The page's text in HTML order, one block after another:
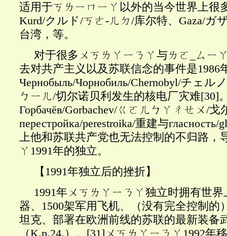
适用于ㄎㄌㄧㄇㄧㄚ以外的当今世界上很
Kurd/クルド/ㄎㄜ-ㄦㄉ/库尔特、Gaza/ガ
台湾，等。
对于很多ㄨㄎㄌㄚㄧㄋㄚ与ㄌㄛ
_ㄙㄧ
去对共产主义以及苏联信念的事件是1986
Чернобыль/Чорнобиль/Chernobyl/チェル
ㄅㄧㄦ/切尔诺贝利发生的核电厂灾难[30]
Горбачёв/Gorbachev/ㄍㄛㄦㄅㄚㄔㄝㄨ/
перестройка/perestroika/重建与гласность/
上他和苏联共产党也无法控制的不归路，
ㄚ1991年的独立。
【 1991年独立后的挫折】
1991年ㄨㄎㄌㄚㄧㄋㄚ独立时拥有世
器、1500架军用飞机、（没有完全控制的
坦克、部署在欧洲前线的苏联的最新装备
（K.p.24. ） 。 [31] ㄨㄎㄌㄚㄧㄋㄚ 1992年